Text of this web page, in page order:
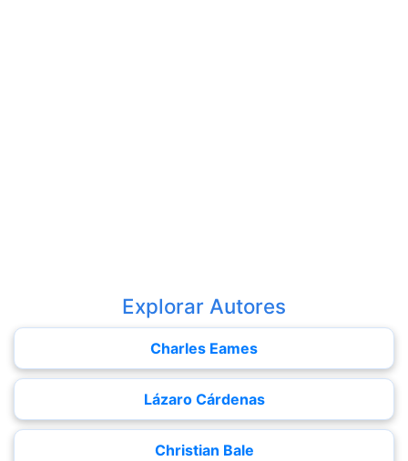
Explorar Autores
Charles Eames
Lázaro Cárdenas
Christian Bale